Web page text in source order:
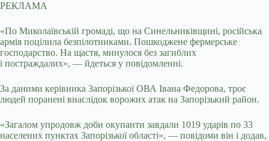
РЕКЛАМА
«По Миколаївській громаді, що на Синельниківщині, російська
армія поцілила безпілотниками. Пошкоджене фермерське
господарство. На щастя, минулося без загиблих
і постраждалих», — йдеться у повідомленні.
За даними керівника Запорізької ОВА Івана Федорова, троє
людей поранені внаслідок ворожих атак на Запорізький район.
«Загалом упродовж доби окупанти завдали 1019 ударів по 33
населених пунктах Запорізької області», — повідоми він і додав,